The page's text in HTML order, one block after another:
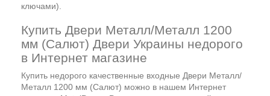
ключами).
Купить Двери Металл/Металл 1200
мм (Салют) Двери Украины недорого
в Интернет магазине
Купить недорого качественные входные Двери Металл/
Металл 1200 мм (Салют) можно в нашем Интернет